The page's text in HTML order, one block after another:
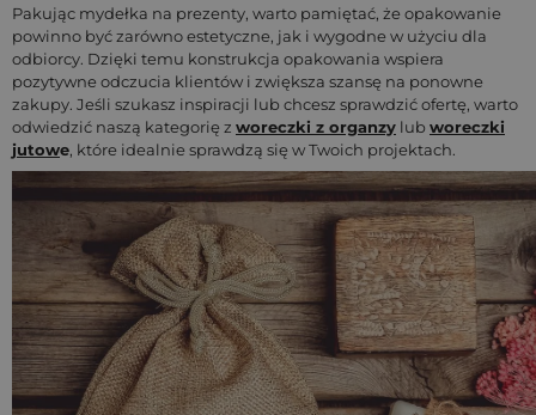
Pakując mydełka na prezenty, warto pamiętać, że opakowanie
powinno być zarówno estetyczne, jak i wygodne w użyciu dla
odbiorcy. Dzięki temu konstrukcja opakowania wspiera
pozytywne odczucia klientów i zwiększa szansę na ponowne
zakupy. Jeśli szukasz inspiracji lub chcesz sprawdzić ofertę, warto
odwiedzić naszą kategorię z woreczki z organzy lub woreczki
jutowe, które idealnie sprawdzą się w Twoich projektach.